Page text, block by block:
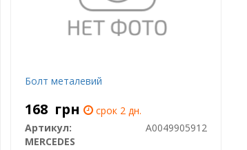
Болт металевий
168 грн
срок 2 дн.
Артикул:
A0049905912
MERCEDES